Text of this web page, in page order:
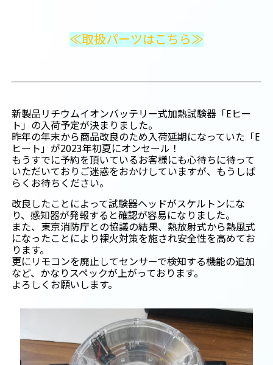
≪取扱パーツはこちら≫
新製品リチウムイオンバッテリー式加熱試験器「Eヒー
ト」の入荷予定が決まりました。
昨年の年末から商品改良のため入荷延期になっていた「E
ヒート」が2023年初夏にオンセール！
もうすでに予約を頂いているお客様にも心待ちに待って
いただいておりご迷惑をおかけしていますが、もうしば
らくお待ちください。
改良したことによって試験器ヘッドがスケルトンにな
り、感知器が発報すると確認が容易になりました。
また、東京消防庁との協議の結果、熱放射式から熱風式
になったことにより裸火対策を施され安全性を高めてお
ります。
更にリモコンを廃止してセンサーで検知する機能の追加
など、かなりスペックが上がっております。
よろしくお願いします。